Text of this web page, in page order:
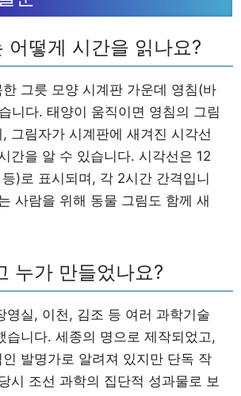
어떻게 시간을 읽나요?
그릇 모양 시계판 가운데 영침(바
니다. 태양이 움직이면 영침의 그림
그림자가 시계판에 새겨진 시각선
간을 알 수 있습니다. 시각선은 12
)로 표시되며, 각 2시간 간격입니
사람을 위해 동물 그림도 함께 새
누가 만들었나요?
영실, 이천, 김조 등 여러 과학기술
습니다. 세종의 명으로 제작되었고,
발명가로 알려져 있지만 단독 작
시 조선 과학의 집단적 성과물로 보